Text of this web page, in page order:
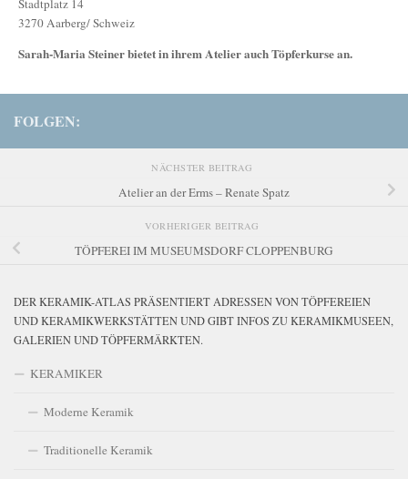
Stadtplatz 14
3270 Aarberg/ Schweiz
Sarah-Maria Steiner bietet in ihrem Atelier auch Töpferkurse an.
FOLGEN:
NÄCHSTER BEITRAG
Atelier an der Erms – Renate Spatz
VORHERIGER BEITRAG
TÖPFEREI IM MUSEUMSDORF CLOPPENBURG
DER KERAMIK-ATLAS PRÄSENTIERT ADRESSEN VON TÖPFEREIEN
UND KERAMIKWERKSTÄTTEN UND GIBT INFOS ZU KERAMIKMUSEEN,
GALERIEN UND TÖPFERMÄRKTEN.
KERAMIKER
Moderne Keramik
Traditionelle Keramik